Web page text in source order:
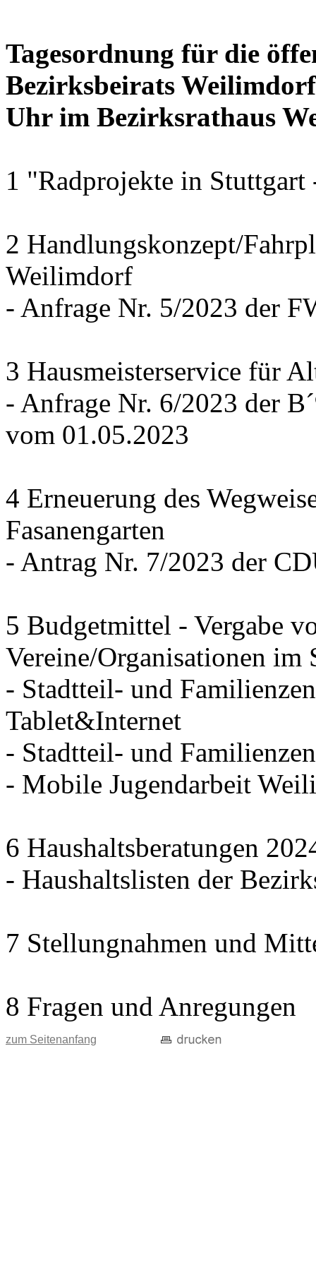
Tagesordnung für die
Bezirksbeirats
Uhr im Bezirksrathaus
1 "Radprojekte in
2 Handlungskonzept/
Weilimdorf
- Anfrage Nr. 5/2023 der
3 Hausmeisterservice für
- Anfrage Nr. 6/2023 der
vom 01.05.2023
4 Erneuerung des
Fasanengarten
- Antrag Nr. 7/2023 der
5 Budgetmittel - Vergabe
Vereine/Organisationen im
- Stadtteil- und
Tablet&Internet
- Stadtteil- und
- Mobile Jugendarbeit
6 Haushaltsberatungen
- Haushaltslisten der
7 Stellungnahmen und
8 Fragen und Anregungen
zum Seitenanfang